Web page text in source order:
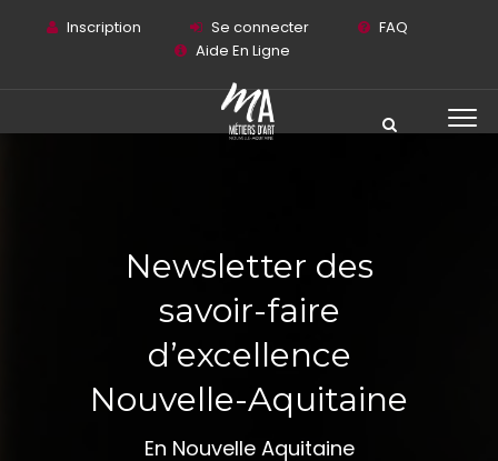
Inscription Se connecter
FAQ
Aide En Ligne
Newsletter des
savoir-faire
d’excellence
Nouvelle-Aquitaine
En Nouvelle Aquitaine